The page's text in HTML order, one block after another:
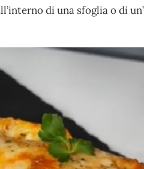
di una sfoglia o di